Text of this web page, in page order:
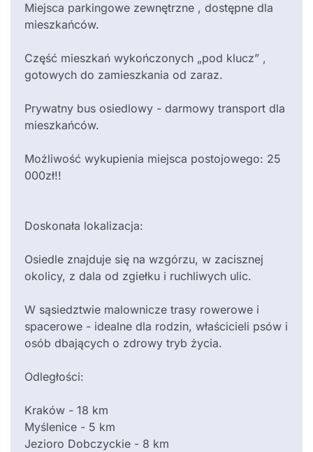
Miejsca parkingowe zewnętrzne , dostępne dla
mieszkańców.
Część mieszkań wykończonych „pod klucz” ,
gotowych do zamieszkania od zaraz.
Prywatny bus osiedlowy - darmowy transport dla
mieszkańców.
Możliwość wykupienia miejsca postojowego: 25
000zł!!
Doskonała lokalizacja:
Osiedle znajduje się na wzgórzu, w zacisznej
okolicy, z dala od zgiełku i ruchliwych ulic.
W sąsiedztwie malownicze trasy rowerowe i
spacerowe - idealne dla rodzin, właścicieli psów i
osób dbających o zdrowy tryb życia.
Odległości:
Kraków - 18 km
Myślenice - 5 km
Jezioro Dobczyckie - 8 km